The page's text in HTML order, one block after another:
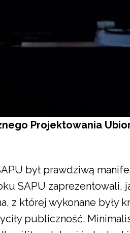
Projektowania
był prawdziwą
SAPU zaprezentowali,
z której wykonane były
publiczność.